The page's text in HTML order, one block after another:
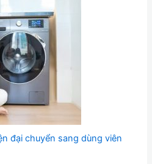
đại chuyển sang dùng viên